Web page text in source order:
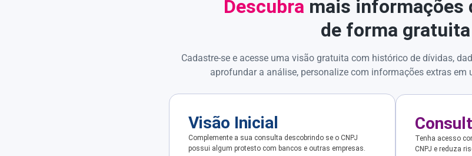
Descubra mais informações
de forma gratuita
Cadastre-se e acesse uma visão gratuita com histórico de dívidas,
aprofundar a análise, personalize com informações extras em
Visão Inicial
Complemente a sua consulta descobrindo se o CNPJ
possui algum protesto com bancos e outras empresas.
Tenha acesso
CNPJ e reduza